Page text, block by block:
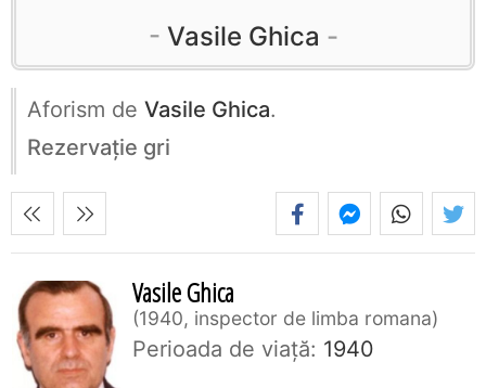
Vasile Ghica
Aforism de Vasile Ghica.
Rezervaţie gri
Vasile Ghica
1940, inspector de limba romana
Perioada de viaţă: 1940